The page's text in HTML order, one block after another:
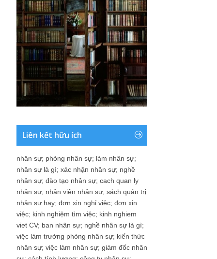
Liên kết hữu ích
nhân sự; phòng nhân sự; làm nhân sự;
nhân sự là gì; xác nhận nhân sự; nghề
nhân sự; đào tạo nhân sự; cach quan ly
nhân sự; nhân viên nhân sự; sách quản trị
nhân sự hay; đơn xin nghỉ việc; đơn xin
việc; kinh nghiệm tìm việc; kinh nghiem
viet CV; ban nhân sự; nghề nhân sự là gì;
việc làm trưởng phòng nhân sự; kiến thức
nhân sự; việc làm nhân sự; giám đốc nhân